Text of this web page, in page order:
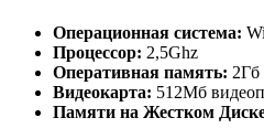
Операционная система:
Процессор: 2,5Ghz
Оперативная память: 2Гб
Видеокарта: 512Мб
Памяти на Жестком